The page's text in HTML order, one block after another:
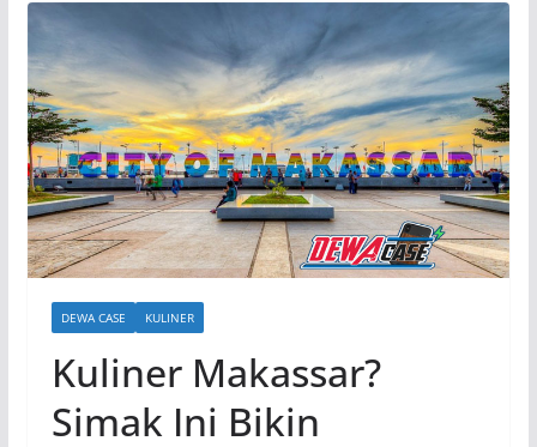
DEWA CASE KULINER
Kuliner Makassar?
Simak Ini Bikin